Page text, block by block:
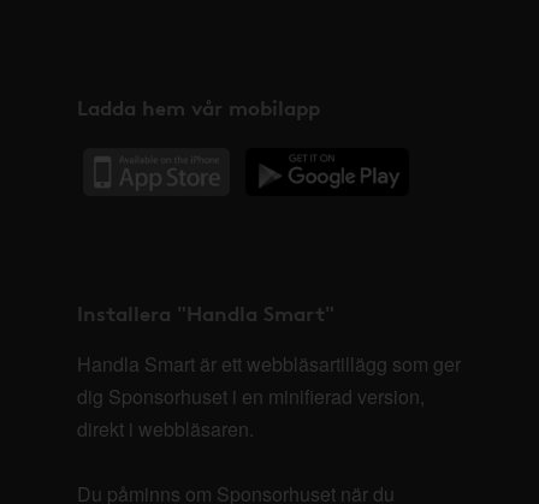
Ladda hem vår mobilapp
Installera "Handla Smart"
Handla Smart är ett webbläsartillägg som ger
dig Sponsorhuset i en minifierad version,
direkt i webbläsaren.
Du påminns om Sponsorhuset när du